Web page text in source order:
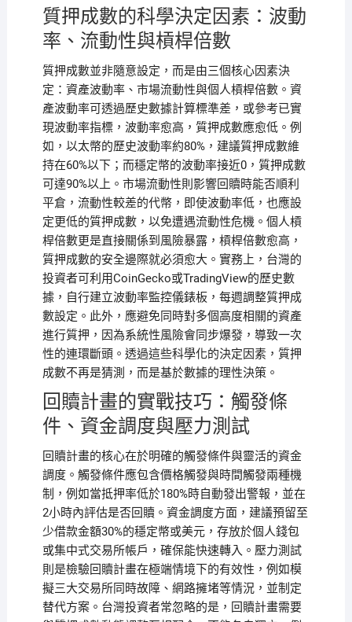
質押成數的科學決定因素：波動
率、流動性與槓桿倍數
質押成數並非隨意設定，而是由三個核心因素決
定：資產波動率、市場流動性與個人槓桿倍數。資
產波動率可透過歷史數據計算標準差，或參考已實
現波動率指標，波動率愈高，質押成數應愈低。例
如，以太幣的歷史波動率約80%，建議質押成數維
持在60%以下；而穩定幣的波動率接近0，質押成數
可達90%以上。市場流動性則影響回贖時能否順利
平倉，流動性較差的代幣，即使波動率低，也應設
定更低的質押成數，以免遭遇流動性危機。個人槓
桿倍數更是直接關係到風險暴露，槓桿倍數愈高，
質押成數的安全邊際就必須愈大。實務上，台灣的
投資者可利用CoinGecko或TradingView的歷史數
據，自行建立波動率監控儀錶板，每週調整質押成
數設定。此外，應避免同時對多個高度相關的資產
進行質押，因為系統性風險會同步爆發，導致一次
性的連環斷頭。透過這些科學化的決定因素，質押
成數不再是猜測，而是基於數據的理性決策。
回贖計畫的實戰技巧：觸發條
件、資金調度與壓力測試
回贖計畫的核心在於明確的觸發條件與靈活的資金
調度。觸發條件應包含價格觸發與時間觸發兩種機
制，例如當抵押率低於180%時自動發出警報，並在
2小時內評估是否回贖。資金調度方面，建議預留至
少借款金額30%的穩定幣或美元，存放於個人錢包
或集中式交易所帳戶，確保能快速轉入。壓力測試
則是檢驗回贖計畫在極端情境下的有效性，例如模
擬三大交易所同時故障、網路擁堵等情況，並制定
替代方案。台灣投資者常忽略的是，回贖計畫需要